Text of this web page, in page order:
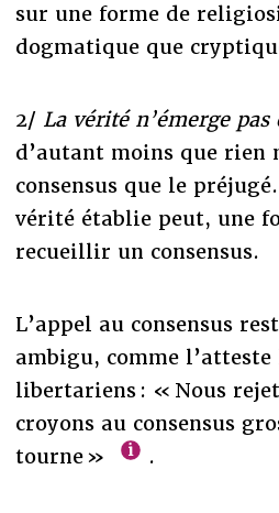
sur une forme de
dogmatique que
2/ La vérité n’émerge pas
d’autant moins que rien
consensus que le
vérité établie peut, une
recueillir un consensus.
L’appel au consensus
ambigu, comme
libertariens : « Nous
croyons au consensus
tourne »
.